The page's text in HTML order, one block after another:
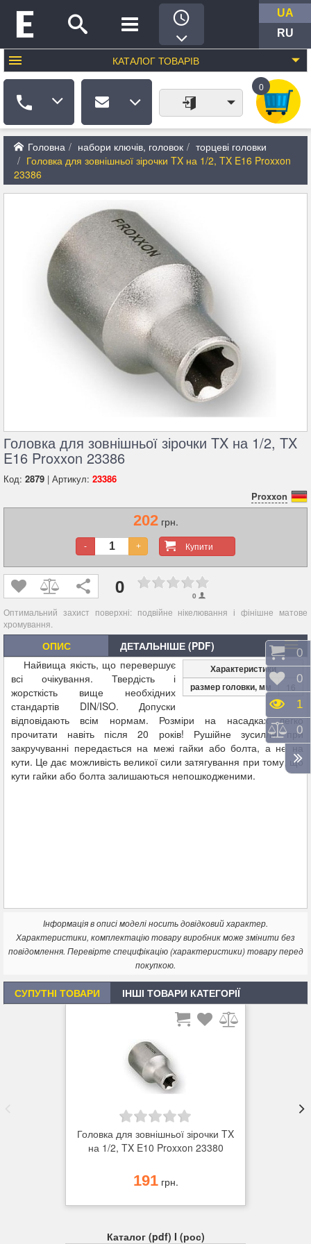
UA
RU
КАТАЛОГ ТОВАРІВ
0
Головна набори ключів, головок
торцеві головки
Головка для зовнішньої зірочки TX на 1/2, TX E16 Proxxon
23386
Головка для зовнішньої зірочки TX на 1/2, TX
E16 Proxxon 23386
Код: 2879 | Артикул: 23386
Proxxon
202грн.
Купити
- +
0 0
Оптимальний захист поверхні: подвійне нікелювання і фінішне матове
хромування.
ОПИС ДЕТАЛЬНІШЕ (PDF)
Характеристики
размер головки, мм
Найвища якість, що перевершує
всі очікування. Твердість і
жорсткість вище необхідних
стандартів DIN/ISO. Допуски
відповідають всім нормам. Розміри на насадках легко
прочитати навіть після 20 років! Рушійне зусилля при
закручуванні передається на межі гайки або болта, а не на
кути. Це дає можливість великої сили затягування при тому, що
кути гайки або болта залишаються непошкодженими.
Інформація в описі моделі носить довідковий характер.
Характеристики, комплектацію товару виробник може змінити без
повідомлення. Перевірте специфікацію (характеристики) товару перед
покупкою.
СУПУТНІ ТОВАРИ ІНШІ ТОВАРИ КАТЕГОРІЇ
Головка для зовнішньої зірочки TX
на 1/2, TX E10 Proxxon 23380
191грн.
Каталог (pdf) I (рос)
0
0
1
0